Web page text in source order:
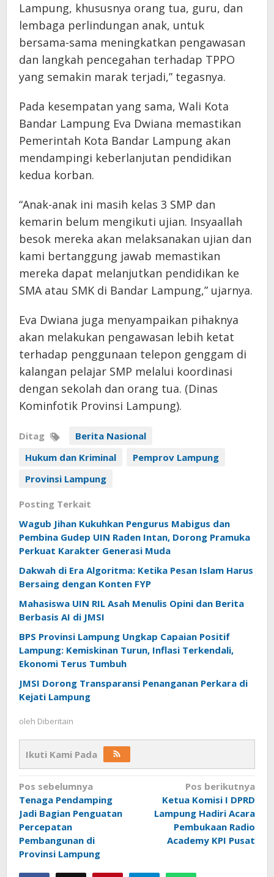
Lampung, khususnya orang tua, guru, dan
lembaga perlindungan anak, untuk
bersama-sama meningkatkan pengawasan
dan langkah pencegahan terhadap TPPO
yang semakin marak terjadi,” tegasnya.
Pada kesempatan yang sama, Wali Kota
Bandar Lampung Eva Dwiana memastikan
Pemerintah Kota Bandar Lampung akan
mendampingi keberlanjutan pendidikan
kedua korban.
“Anak-anak ini masih kelas 3 SMP dan
kemarin belum mengikuti ujian. Insyaallah
besok mereka akan melaksanakan ujian dan
kami bertanggung jawab memastikan
mereka dapat melanjutkan pendidikan ke
SMA atau SMK di Bandar Lampung,” ujarnya.
Eva Dwiana juga menyampaikan pihaknya
akan melakukan pengawasan lebih ketat
terhadap penggunaan telepon genggam di
kalangan pelajar SMP melalui koordinasi
dengan sekolah dan orang tua. (Dinas
Kominfotik Provinsi Lampung).
Ditag
Berita Nasional
Hukum dan Kriminal
Pemprov Lampung
Provinsi Lampung
Posting Terkait
Wagub Jihan Kukuhkan Pengurus Mabigus dan
Pembina Gudep UIN Raden Intan, Dorong Pramuka
Perkuat Karakter Generasi Muda
Dakwah di Era Algoritma: Ketika Pesan Islam Harus
Bersaing dengan Konten FYP
Mahasiswa UIN RIL Asah Menulis Opini dan Berita
Berbasis AI di JMSI
BPS Provinsi Lampung Ungkap Capaian Positif
Lampung: Kemiskinan Turun, Inflasi Terkendali,
Ekonomi Terus Tumbuh
JMSI Dorong Transparansi Penanganan Perkara di
Kejati Lampung
oleh Diberitain
Ikuti Kami Pada
Navigasi
pos
Pos sebelumnya
Tenaga Pendamping
Jadi Bagian Penguatan
Percepatan
Pembangunan di
Provinsi Lampung
Pos berikutnya
Ketua Komisi I DPRD
Lampung Hadiri Acara
Pembukaan Radio
Academy KPI Pusat